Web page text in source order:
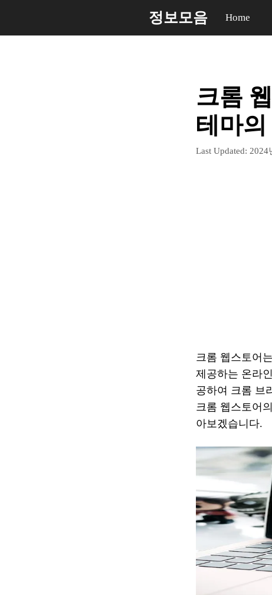
정보모음 Home
크롬
테마
Last Updated: 2024
크롬 웹스토어
제공하는 온라
공하여 크롬 브
크롬 웹스토어
아보겠습니다.